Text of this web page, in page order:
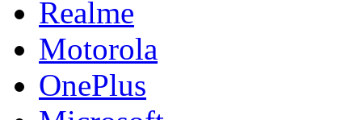
Realme
Motorola
OnePlus